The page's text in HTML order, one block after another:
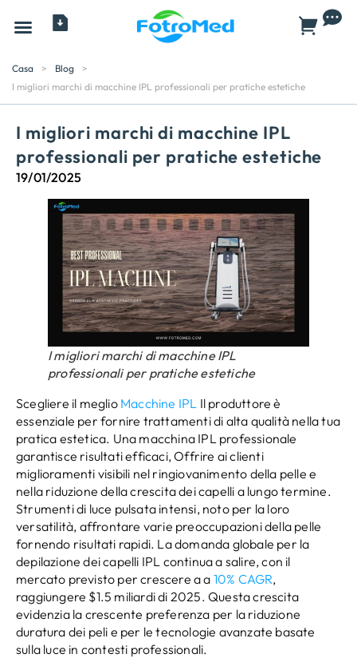
Casa > Blog
>
I migliori marchi di macchine IPL professionali per pratiche estetiche
I migliori marchi di macchine IPL
professionali per pratiche estetiche
19/01/2025
I migliori marchi di macchine IPL
professionali per pratiche estetiche
Scegliere il meglio Macchine IPL Il produttore è
essenziale per fornire trattamenti di alta qualità nella tua
pratica estetica. Una macchina IPL professionale
garantisce risultati efficaci, Offrire ai clienti
miglioramenti visibili nel ringiovanimento della pelle e
nella riduzione della crescita dei capelli a lungo termine.
Strumenti di luce pulsata intensi, noto per la loro
versatilità, affrontare varie preoccupazioni della pelle
fornendo risultati rapidi. La domanda globale per la
depilazione dei capelli IPL continua a salire, con il
mercato previsto per crescere a a 10% CAGR,
raggiungere $1.5 miliardi di 2025. Questa crescita
evidenzia la crescente preferenza per la riduzione
duratura dei peli e per le tecnologie avanzate basate
sulla luce in contesti professionali.